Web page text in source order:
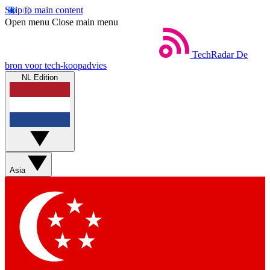
Skip to main content
Open menu Close main menu
TechRadar De
bron voor tech-koopadvies
NL Edition
Asia